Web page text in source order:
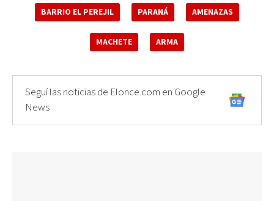
BARRIO EL PEREJIL PARANÁ AMENAZAS
MACHETE ARMA
Seguí las noticias de Elonce.com en Google
News